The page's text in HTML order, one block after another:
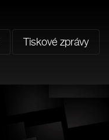
Tiskové zprávy